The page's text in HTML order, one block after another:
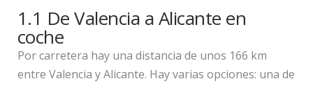
1.1 De Valencia a Alicante en
coche
Por carretera hay una distancia de unos 166 km
entre Valencia y Alicante. Hay varias opciones: una de